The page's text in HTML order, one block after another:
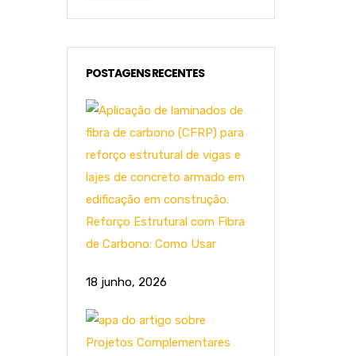
POSTAGENS RECENTES
Reforço Estrutural com Fibra
de Carbono: Como Usar
18 junho, 2026